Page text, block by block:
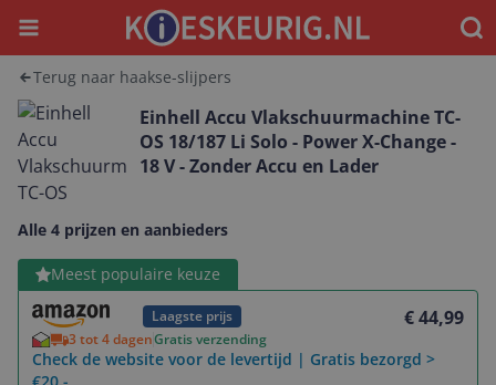
Menu
Terug naar haakse-slijpers
Einhell Accu Vlakschuurmachine TC-
OS 18/187 Li Solo - Power X-Change -
18 V - Zonder Accu en Lader
Alle 4 prijzen en aanbieders
Meest populaire keuze
Laagste prijs € 44,99
3 tot 4 dagenGratis verzending
Check de website voor de levertijd | Gratis bezorgd >
Bekijk product